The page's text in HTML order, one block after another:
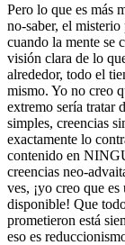
Pero lo que es más
no-saber, el
cuando la mente se
visión clara de lo
alrededor, todo el
mismo. Yo no creo
extremo sería tratar
simples, creencias
exactamente lo
contenido en
creencias neo-
ves, ¡yo creo que
disponible! Que
prometieron está
eso es